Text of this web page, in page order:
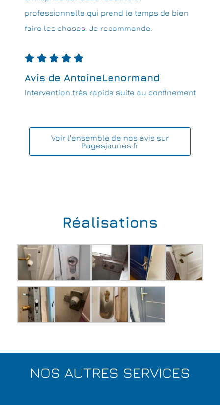
professionnelle qui prend le temps de bien
faire les choses. Je recommande.
    
Avis de AntoineLenormand
Intervention très rapide suite au confinement
Voir l'ensemble de nos avis sur
Pagesjaunes.fr
Réalisations
NOS AUTRES SERVICES